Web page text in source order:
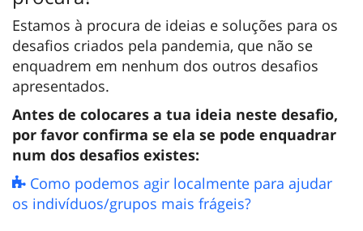
Estamos à procura de ideias e soluções para os
desafios criados pela pandemia, que não se
enquadrem em nenhum dos outros desafios
apresentados.
Antes de colocares a tua ideia neste desafio,
por favor confirma se ela se pode enquadrar
num dos desafios existes:
Como podemos agir localmente para ajudar
os indivíduos/grupos mais frágeis?